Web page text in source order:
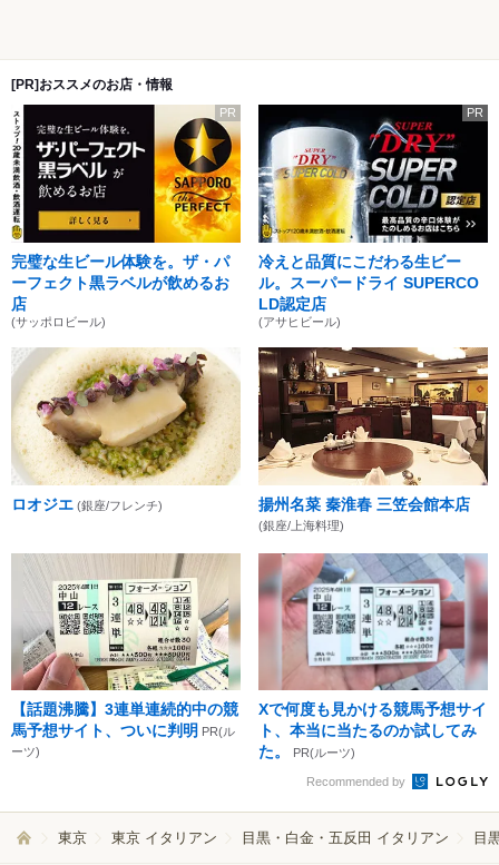
[PR]おススメのお店・情報
PR
完璧な生ビール体験を。ザ・パ
ーフェクト黒ラベルが飲めるお
店
(サッポロビール)
PR
冷えと品質にこだわる生ビー
ル。スーパードライ SUPERCO
LD認定店
(アサヒビール)
ロオジエ (銀座/フレンチ) 揚州名菜 秦淮春 三笠会館本店
(銀座/上海料理)
【話題沸騰】3連単連続的中の競
馬予想サイト、ついに判明 PR(ル
ーツ)
Xで何度も見かける競馬予想サイ
ト、本当に当たるのか試してみ
た。
PR(ルーツ)
Recommended by
東京 東京 イタリアン 目黒・白金・五反田 イタリアン 目